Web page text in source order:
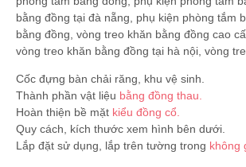
Cốc đựng bàn chải răng, khu vệ sinh.
Thành phần vật liệu bằng đồng thau.
Hoàn thiện bề mặt kiểu đồng cổ.
Quy cách, kích thước xem hình bên dưới.
Lắp đặt sử dụng, lắp trên tường trong không